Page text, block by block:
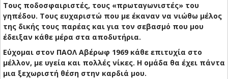
​Τους ποδοσφαιριστές, τους «πρωταγωνιστές» του
γηπέδου. Τους ευχαριστώ που με έκαναν να νιώθω μέλος
της δικής τους παρέας και για τον σεβασμό που μου
έδειξαν κάθε μέρα στα αποδυτήρια.
​Εύχομαι στον ΠΑΟΛ Αβέρωφ 1969 κάθε επιτυχία στο
μέλλον, με υγεία και πολλές νίκες. Η ομάδα θα έχει πάντα
μια ξεχωριστή θέση στην καρδιά μου.